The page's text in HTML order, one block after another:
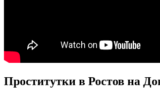
Проститутки в Ростов на